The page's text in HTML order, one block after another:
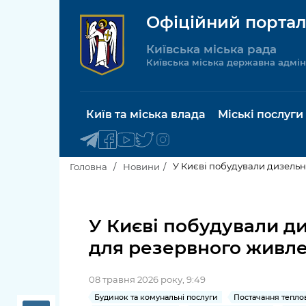
Офіційний
Київська міська рада
Київська міська державна
Київ та міська влада
Київська міська рада
Керівництво КМДА
Міські послуги
послуги
Пільги,
Паспорт,
Головна Новини У Києві побудували
У Києві побудували
для резервного
08 травня 2026 року, 9:49
Будинок та комунальні послуги
Постачання